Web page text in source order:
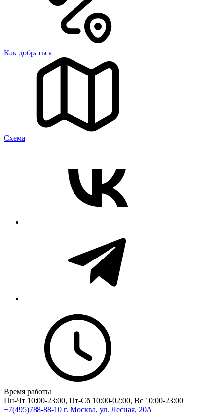
Как добраться
Cхема
Время работы
Пн-Чт 10:00-23:00, Пт-Сб 10:00-02:00, Вс 10:00-23:00
+7(495)788-88-10 г. Москва, ул. Лесная, 20A